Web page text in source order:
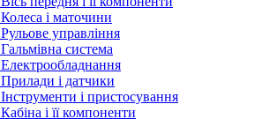
і маточини
управління
система
і датчики
і пристосування
і її компоненти